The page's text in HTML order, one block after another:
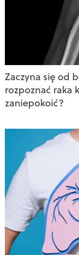
Zaczyna się od
rozpoznać raka
zaniepokoić?